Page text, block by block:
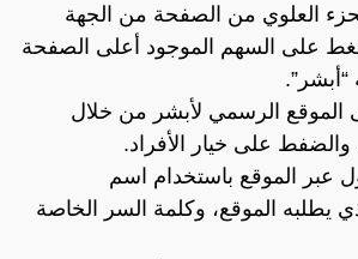
العلوي من الصفحة من الجهة
على السهم الموجود أعلى الصفحة
الموقع الرسمي لأبشر من خلال
والضفط على خيار الأفراد.
عبر الموقع باستخدام اسم
يطلبه الموقع، وكلمة السر الخاصة